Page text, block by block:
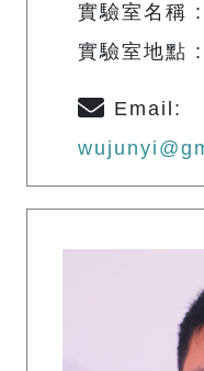
實驗室名稱
實驗室地點
Email: